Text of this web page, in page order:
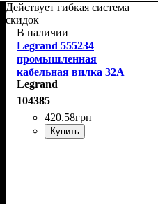
Действует гибкая система
скидок
В наличии
Legrand 555234
промышленная
кабельная вилка 32А
2P+PE IP44
Legrand
104385
420.58грн
Купить